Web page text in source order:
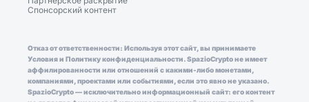
Спонсорский контент
Отказ от ответственности: Используя этот сайт, вы принимаете
Условия и Политику конфиденциальности. SpazioCrypto не имеет
аффилированности или отношений с какими-либо монетами,
компаниями, проектами или событиями, если это явно не указано.
SpazioCrypto — исключительно информационный сайт: его контент